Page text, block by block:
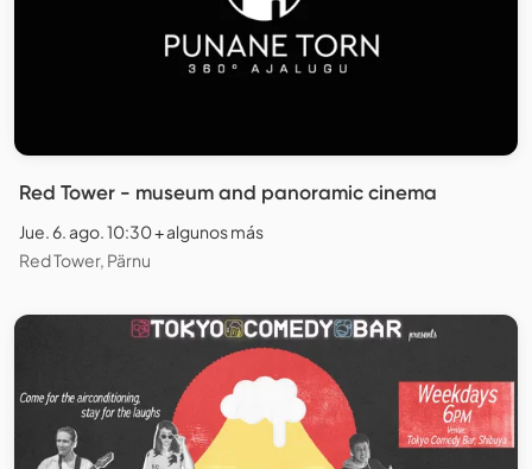
Red Tower - museum and panoramic cinema
Jue. 6. ago. 10:30 + algunos más
Red Tower, Pärnu